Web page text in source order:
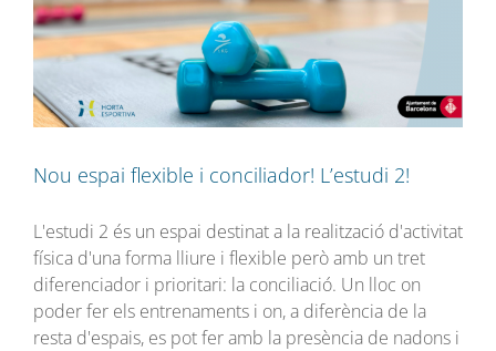
Nou espai flexible i conciliador! L’estudi 2!
L'estudi 2 és un espai destinat a la realització d'activitat
física d'una forma lliure i flexible però amb un tret
diferenciador i prioritari: la conciliació. Un lloc on
poder fer els entrenaments i on, a diferència de la
resta d'espais, es pot fer amb la presència de nadons i